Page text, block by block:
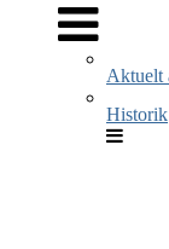
Aktuelt
Historik